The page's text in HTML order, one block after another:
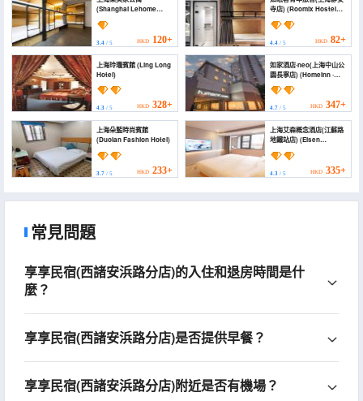
(Shanghai Lehome
Apartment)
3.4 / 5 HKD 120+
寺店) (Roomix Hostel
(Shanghai Jing'an
Temple))
4.4/ 5 HKD 82+
上海玲瓏賓館 (Ling Long
Hotel)
4.3 / 5 HKD 328+
如家酒店·neo(上海中山公
園長寧店) (Homeinn ·
neo (Shanghai
Zhongshan Park
Changning))
4.7/ 5 HKD 347+
上海朵藍時尚賓館
(Duolan Fashion Hotel)
3.7 / 5 HKD 233+
上海艾森概念酒店(江蘇路
地鐵站店) (Eisen
Shanghai (Jiangsu
Road Subway Station))
4.3/ 5 HKD 335+
常見問題
享享民宿(西諸安浜路分店)的入住和退房時間是什
麼？
享享民宿(西諸安浜路分店)是否提供早餐？
享享民宿(西諸安浜路分店)附近是否有機場？